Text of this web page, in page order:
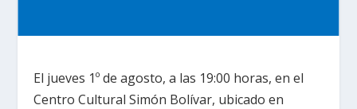
El jueves 1º de agosto, a las 19:00 horas, en el
Centro Cultural Simón Bolívar, ubicado en